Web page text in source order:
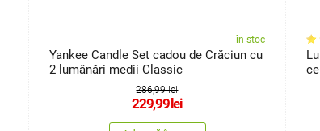
în stoc
Yankee Candle Set cadou de Crăciun cu
2 lumânări medii Classic
286,99 lei
229,99lei